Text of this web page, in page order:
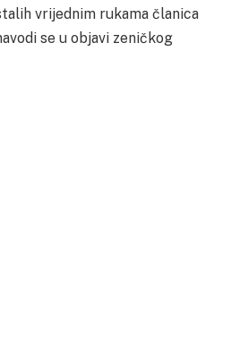
vrijednim rukama članica
se u objavi zeničkog